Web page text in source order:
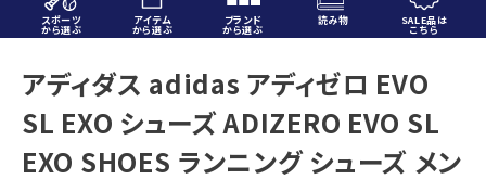
スポーツ
から選ぶ
アイテム
から選ぶ
ブランド
から選ぶ
読み物 SALE品は
こちら
ACCOUNT MENU
ようこそ ゲスト 様
meeting_room ログイン person 会員登録
アディダス adidas アディゼロ EVO
SL EXO シューズ ADIZERO EVO SL
EXO SHOES ランニング シューズ メン